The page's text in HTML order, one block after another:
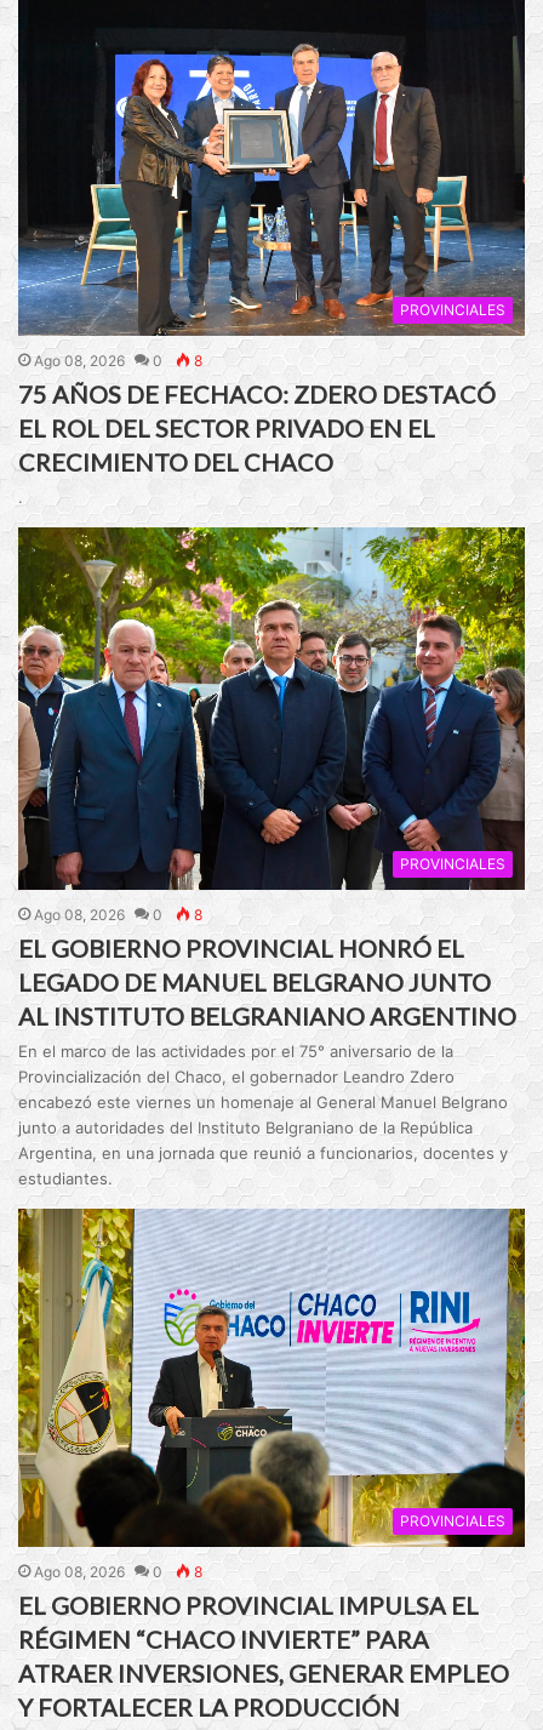
PROVINCIALES
Ago 08, 2026 0 8
75 AÑOS DE FECHACO: ZDERO DESTACÓ
EL ROL DEL SECTOR PRIVADO EN EL
CRECIMIENTO DEL CHACO
.
PROVINCIALES
Ago 08, 2026 0 8
EL GOBIERNO PROVINCIAL HONRÓ EL
LEGADO DE MANUEL BELGRANO JUNTO
AL INSTITUTO BELGRANIANO ARGENTINO
En el marco de las actividades por el 75° aniversario de la
Provincialización del Chaco, el gobernador Leandro Zdero
encabezó este viernes un homenaje al General Manuel Belgrano
junto a autoridades del Instituto Belgraniano de la República
Argentina, en una jornada que reunió a funcionarios, docentes y
estudiantes.
PROVINCIALES
Ago 08, 2026 0 8
EL GOBIERNO PROVINCIAL IMPULSA EL
RÉGIMEN “CHACO INVIERTE” PARA
ATRAER INVERSIONES, GENERAR EMPLEO
Y FORTALECER LA PRODUCCIÓN